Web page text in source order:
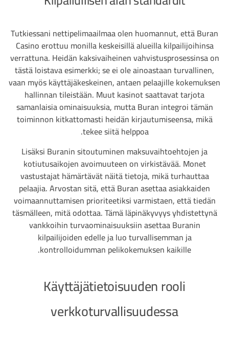
Tutkiessani nettipelimaailmaa olen huomannut, että Buran
Casino erottuu monilla keskeisillä alueilla kilpailijoihinsa
verrattuna. Heidän kaksivaiheinen vahvistusprosessinsa on
tästä loistava esimerkki; se ei ole ainoastaan turvallinen,
vaan myös käyttäjäkeskeinen, antaen pelaajille kokemuksen
hallinnan tileistään. Muut kasinot saattavat tarjota
samanlaisia ominaisuuksia, mutta Buran integroi tämän
toiminnon kitkattomasti heidän kirjautumiseensa, mikä
tekee siitä helppoa.
Lisäksi Buranin sitoutuminen maksuvaihtoehtojen ja
kotiutusaikojen avoimuuteen on virkistävää. Monet
vastustajat hämärtävät näitä tietoja, mikä turhauttaa
pelaajia. Arvostan sitä, että Buran asettaa asiakkaiden
voimaannuttamisen prioriteetiksi varmistaen, että tiedän
täsmälleen, mitä odottaa. Tämä läpinäkyvyys yhdistettynä
vankkoihin turvaominaisuuksiin asettaa Buranin
kilpailijoiden edelle ja luo turvallisemman ja
kontrolloidumman pelikokemuksen kaikille.
Käyttäjätietoisuuden rooli
verkkoturvallisuudessa